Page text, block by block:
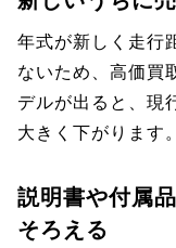
年式が新しく走行
ないため、高価買
デルが出ると、現
大きく下がります。
説明書や付属
そろえる